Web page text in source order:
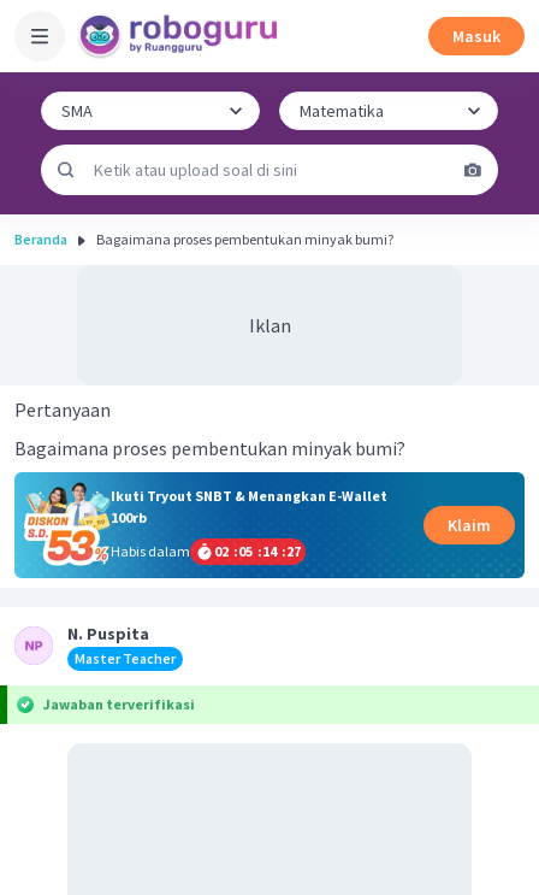
Masuk
Beranda Bagaimana proses pembentukan minyak bumi?
Iklan
Pertanyaan
Bagaimana proses pembentukan minyak bumi?
Ikuti Tryout SNBT & Menangkan E-Wallet
100rb
Habis dalam
02 :05 :14 :27
Klaim
N. Puspita
Master Teacher
Jawaban terverifikasi